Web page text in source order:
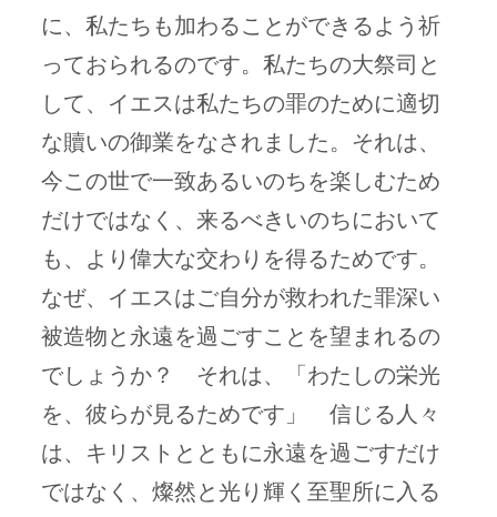
に、私たちも加わることができるよう祈
っておられるのです。私たちの大祭司と
して、イエスは私たちの罪のために適切
な贖いの御業をなされました。それは、
今この世で一致あるいのちを楽しむため
だけではなく、来るべきいのちにおいて
も、より偉大な交わりを得るためです。
なぜ、イエスはご自分が救われた罪深い
被造物と永遠を過ごすことを望まれるの
でしょうか？ それは、「わたしの栄光
を、彼らが見るためです」 信じる人々
は、キリストとともに永遠を過ごすだけ
ではなく、燦然と光り輝く至聖所に入る